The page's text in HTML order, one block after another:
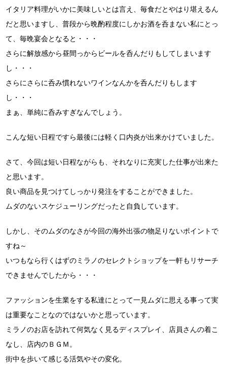
イタリア料理がいかに美味しいとは言え、毎食だとやはり堪えるん
だと思いますし、普段から晩酌程度にしかお酒を呑まない私にとっ
て、毎晩宴会となると・・・
さらに解放感から昼間っからビールを呑んだりもしてしまいます
し・・・
さらにさらに呑み慣れないワインなんかを呑んだりもします
し・・・
まぁ、単純に呑みすぎなんでしょう。
こんな短い日程ですら最後には軽く口内炎が出来かけていました。
さて、今回は短い日程ながらも、それなりに充実した仕事が出来た
と思います。
良い商品を見つけてしっかり発注をすることができました。
ムダのないスケジューリングだったと自負しています。
しかし、そのムダのなさが今回の海外出張の物足りないポイントで
すね～
いつもなら行くはずのミラノのセレクトショップを一軒もリサーチ
できませんでしたから・・・
ファッションを生業をする私達にとって一見ムダに思える事って実
は重要なことなのではないかと思っています。
ミラノのお店を訪れて何気なく見るディスプレイ、店員さんの着こ
なし、店内のＢＧＭ。
街中を歩いて感じる活気やその変化。